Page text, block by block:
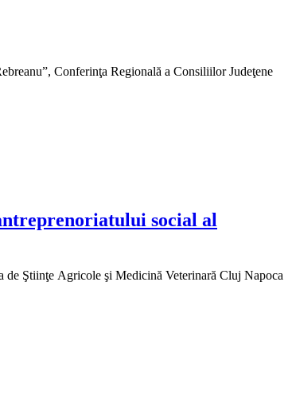
Conferinţa Regională a Consiliilor Judeţene
social al
Ştiinţe Agricole şi Medicină Veterinară Cluj Napoca